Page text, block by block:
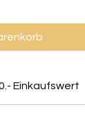
Einkaufswert